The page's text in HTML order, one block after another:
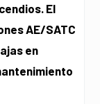
El
AE/SATC
en